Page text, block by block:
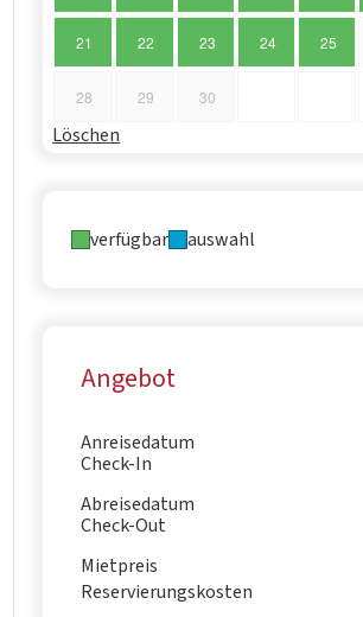
21 22 23 24 25
28 29 30
Löschen
verfügbar auswahl
Angebot
Anreisedatum
Check-In
Abreisedatum
Check-Out
Mietpreis
Reservierungskosten